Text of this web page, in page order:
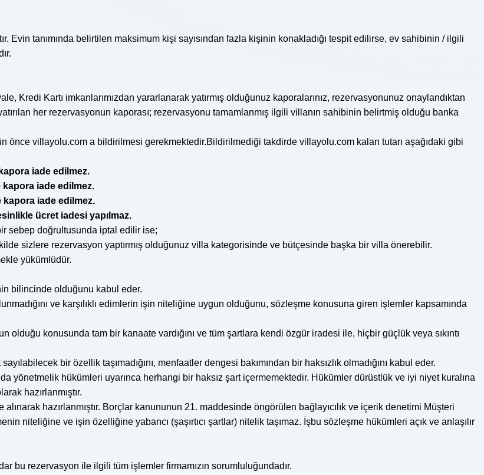
tanımında belirtilen maksimum kişi sayısından fazla kişinin konakladığı tespit edilirse, ev sahibinin / ilgili
Kredi Kartı imkanlarımızdan yararlanarak yatırmış olduğunuz kaporalarınız, rezervasyonunuz onaylandıktan
her rezervasyonun kaporası; rezervasyonu tamamlanmış ilgili villanın sahibinin belirtmiş olduğu banka
önce villayolu.com a bildirilmesi gerekmektedir.Bildirilmediği takdirde villayolu.com kalan tutarı aşağıdaki gibi
iade edilmez.
kapora iade edilmez.
kapora iade edilmez.
ücret iadesi yapılmaz.
sebep doğrultusunda iptal edilir ise;
sizlere rezervasyon yaptırmış olduğunuz villa kategorisinde ve bütçesinde başka bir villa önerebilir.
yükümlüdür.
bilincinde olduğunu kabul eder.
ve karşılıklı edimlerin işin niteliğine uygun olduğunu, sözleşme konusuna giren işlemler kapsamında
konusunda tam bir kanaate vardığını ve tüm şartlara kendi özgür iradesi ile, hiçbir güçlük veya sıkıntı
bir özellik taşımadığını, menfaatler dengesi bakımından bir haksızlık olmadığını kabul eder.
yönetmelik hükümleri uyarınca herhangi bir haksız şart içermemektedir. Hükümler dürüstlük ve iyi niyet kuralına
hazırlanmıştır.
hazırlanmıştır. Borçlar kanununun 21. maddesinde öngörülen bağlayıcılık ve içerik denetimi Müşteri
niteliğine ve işin özelliğine yabancı (şaşırtıcı şartlar) nitelik taşımaz. İşbu sözleşme hükümleri açık ve anlaşılır
bu rezervasyon ile ilgili tüm işlemler firmamızın sorumluluğundadır.